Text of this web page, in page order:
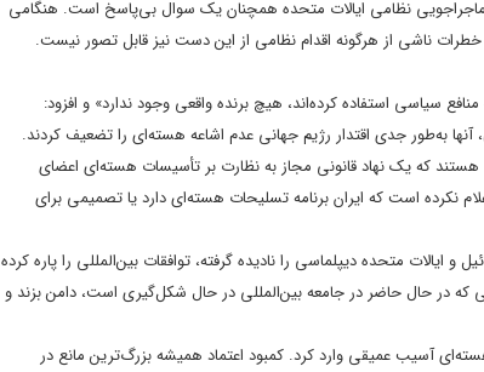
ماجراجویی نظامی ایالات متحده همچنان یک سوال بی‌پاسخ است. هنگامی
ناشی از هرگونه اقدام نظامی از این دست نیز قابل تصور نیست.
سیاسی استفاده کرده‌اند، هیچ برنده واقعی وجود ندارد» و افزود:
به‌طور جدی اقتدار رژیم جهانی عدم اشاعه هسته‌ای را تضعیف کردند.
که یک نهاد قانونی مجاز به نظارت بر تأسیسات هسته‌ای اعضای
است که ایران برنامه تسلیحات هسته‌ای دارد یا تصمیمی برای
ایالات متحده دیپلماسی را نادیده گرفته، توافقات بین‌المللی را پاره کرده
در حال حاضر در جامعه بین‌المللی در حال شکل‌گیری است، دامن بزند و
آسیب عمیقی وارد کرد. کمبود اعتماد همیشه بزرگ‌ترین مانع در